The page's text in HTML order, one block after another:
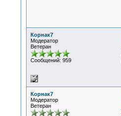
Корнак7
Модератор
Ветеран
Сообщений: 959
Корнак7
Модератор
Ветеран